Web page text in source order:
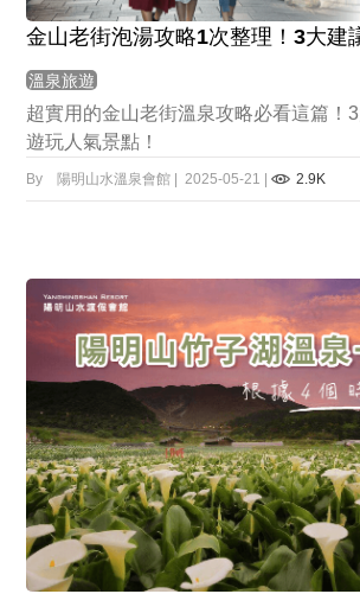
金山老街泡湯攻略1次整理！3大建
溫泉旅遊
超實用的金山老街溫泉攻略必看這篇！
遊玩人氣景點！
By 陽明山水溫泉會館 | 2025-05-21 | 2.9K